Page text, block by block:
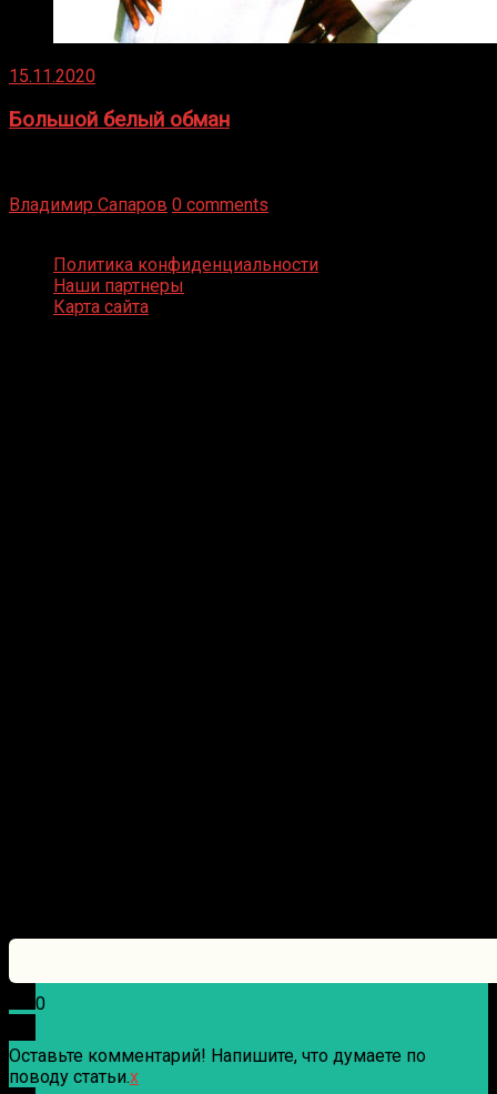
15.11.2020
Большой белый обман
Владимир Сапаров 0 comments
Политика конфиденциальности
Наши партнеры
Карта сайта
0
Оставьте комментарий! Напишите, что думаете по
поводу статьи.x